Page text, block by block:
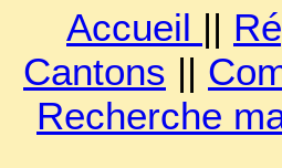
Accueil ||
Cantons ||
Recherche